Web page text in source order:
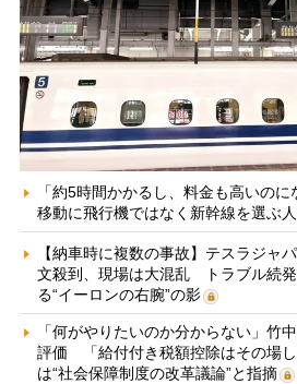
「約5時間かかるし、料金も高いの
移動に飛行機ではなく新幹線を選ぶ
【納車時に複数の事故】テスラジャ
文殺到、現場は大混乱 トラブル続
る“イーロンの右腕”の影
「何がやりたいのか分からない」竹
評価 「給付付き税額控除はその場
は“社会保障制度の改革議論”と指摘